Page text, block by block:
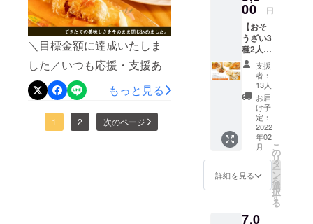
汁（びんなど）大さじ1杯
水 100CC(酸っぱいのが苦
手な方は、お好みによりミ
ネラル豊富な身体に良い砂
糖をいれます)【作り方】
シークワーサーは旬以外は
ンダーにかけます。それだ
け！簡単、お手軽です。甘
酒も手作りしています。甘
酒の手作りも意外と簡単に
できるんですよ。作って保
存しておけば、様々な料理
か？今日は、今回のプロ
ジェクトにチャレンジする
運びとなった、『銚子きゃ
べこのSOZAIシリーズ』に
ついて、お話します。お惣
菜通販を始めようと思った
きっかけ長年お弁当の配達
＼目標金額に達成いたしま
した／いつも応援・支援あ
りがとうございます。
『クッキングDEN』の田中
和子です。この度、目標金
もっと見る
1 2 次のページ
みの金
額で
す。 ※
配達時
間指定
がある
場合は
備考欄
にお書
きくだ
さい
（午前
中/14-
18
時/18-
いたし
ます。
※銚子産
キャベ
ツの入
荷事情
によ
り、
2022年
2月のお
届けと
なりま
す。 ※
クール
届けい
たしま
みの金
ムにも
こだわ
りまし
た。 さ
らに！
感謝の
気持ち
を込め
て、試
作品
『特製
スイー
トポテ
ト』を
おつけ
いたし
※銚子産
ツの入
試しい
ただけ
るコー
スで
す。 さ
らに！
感謝の
気持ち
を込め
て、試
作品
『特製
スイー
トポテ
ト』を
おつけ
キャベ
00 円
【おそ
うざい3
種2人分
コース
＋感謝
の品】
ロール
キャベ
ツ、メ
ンチカ
ツ、ク
リーム
シ
チュー
をそれ
ぞれ２
回お届
支援
者：
13人
お届
け予
定：
2022
年02
月
詳細を見る
こ
の
リ
タ
ー
ン
を
選
択
す
る
7,0